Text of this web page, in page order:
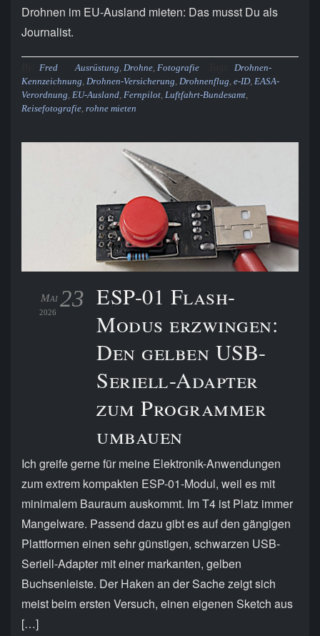
Drohnen im EU-Ausland mieten: Das musst Du als
Journalist.
Fred Ausrüstung, Drohne, Fotografie
Drohnen-
Kennzeichnung, Drohnen-Versicherung, Drohnenflug, e-ID, EASA-
Verordnung, EU-Ausland, Fernpilot, Luftfahrt-Bundesamt,
Reisefotografie, rohne mieten
23
Mai
2026
ESP-01 Flash-
Modus erzwingen:
Den gelben USB-
Seriell-Adapter
zum Programmer
umbauen
Ich greife gerne für meine Elektronik-Anwendungen
zum extrem kompakten ESP-01-Modul, weil es mit
minimalem Bauraum auskommt. Im T4 ist Platz immer
Mangelware. Passend dazu gibt es auf den gängigen
Plattformen einen sehr günstigen, schwarzen USB-
Seriell-Adapter mit einer markanten, gelben
Buchsenleiste. Der Haken an der Sache zeigt sich
meist beim ersten Versuch, einen eigenen Sketch aus
[…]